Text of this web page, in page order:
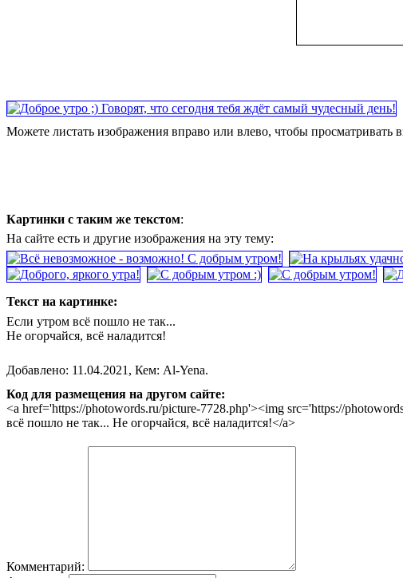
Можете листать изображения вправо или влево, чтобы просматривать
Картинки с таким же текстом:
На сайте есть и другие изображения на эту тему:
Текст на картинке:
Если утром всё пошло не так...
Не огорчайся, всё наладится!
Добавлено: 11.04.2021, Кем: Al-Yena.
Код для размещения на другом сайте:
<a href='https://photowords.ru/picture-7728.php'><img src='https://
всё пошло не так... Не огорчайся, всё наладится!</a>
Комментарий: